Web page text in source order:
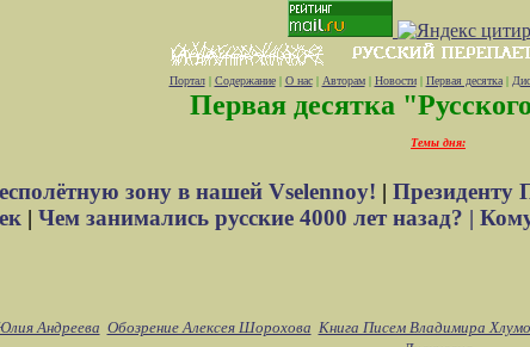
Портал| Содержание| О нас| Авторам| Новости| Первая десятка|
Первая десятка
Темы дня:
зону в нашей Vselennoy! | Президенту
| Чем занимались русские 4000 лет назад? |
Андреева Обозрение Алексея Шорохова Книга Писем Владимира